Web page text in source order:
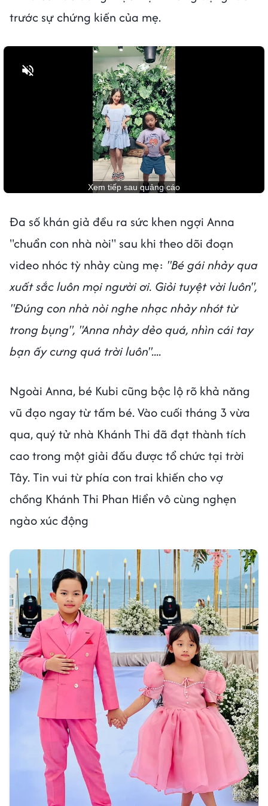
trước sự chứng kiến của mẹ.
Đa số khán giả đều ra sức khen ngợi Anna
"chuẩn con nhà nòi" sau khi theo dõi đoạn
video nhóc tỳ nhảy cùng mẹ: "Bé gái nhảy qua
xuất sắc luôn mọi người ơi. Giỏi tuyệt vời luôn",
"Đúng con nhà nòi nghe nhạc nhảy nhót từ
trong bụng", "Anna nhảy dẻo quá, nhìn cái tay
bạn ấy cưng quá trời luôn"....
Ngoài Anna, bé Kubi cũng bộc lộ rõ khả năng
vũ đạo ngay từ tấm bé. Vào cuối tháng 3 vừa
qua, quý tử nhà Khánh Thi đã đạt thành tích
cao trong một giải đấu được tổ chức tại trời
Tây. Tin vui từ phía con trai khiến cho vợ
chồng Khánh Thi Phan Hiển vô cùng nghẹn
ngào xúc động